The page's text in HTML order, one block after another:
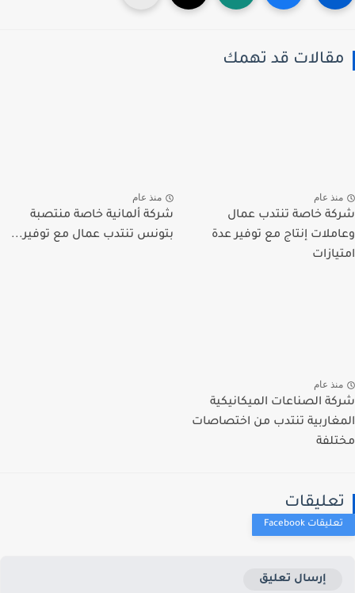
قد تهمك
عام
خاصة تنتدب عمال
إنتاج مع توفير عدة
منذ عام
شركة ألمانية خاصة منتصبة
بتونس تنتدب عمال مع توفير...
عام
الصناعات الميكانيكية
تنتدب من اختصاصات
إرسال تعليق